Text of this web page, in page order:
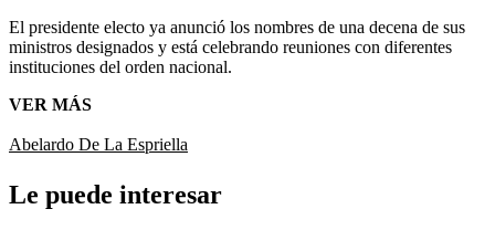
El presidente electo ya anunció los nombres de una decena de sus
ministros designados y está celebrando reuniones con diferentes
instituciones del orden nacional.
VER MÁS
Abelardo De La Espriella
Le puede interesar